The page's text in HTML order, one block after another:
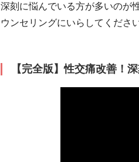
深刻に悩んでいる方が多いのが
ウンセリングにいらしてくださ
【完全版】性交痛改善！